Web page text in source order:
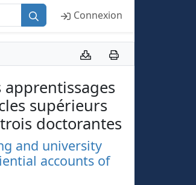
Connexion
supérieurs
doctorantes
and university
accounts of